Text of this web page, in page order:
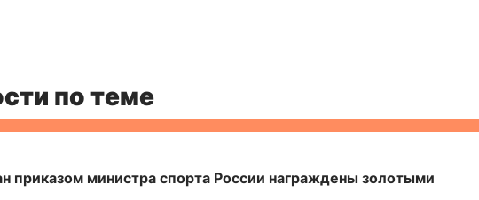
по теме
приказом министра спорта России награждены золотыми